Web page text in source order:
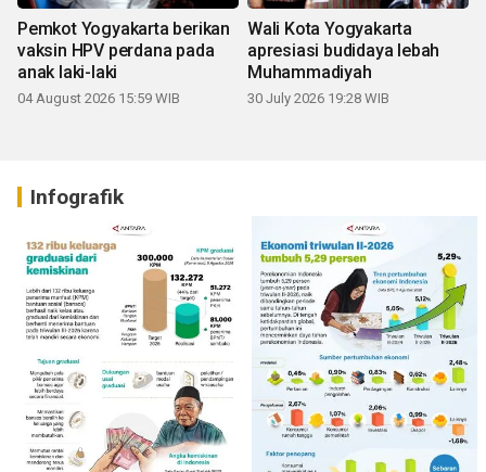
Pemkot Yogyakarta berikan
vaksin HPV perdana pada
anak laki-laki
04 August 2026 15:59 WIB
Wali Kota Yogyakarta
apresiasi budidaya lebah
Muhammadiyah
30 July 2026 19:28 WIB
Infografik